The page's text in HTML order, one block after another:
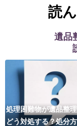
読
遺品
処理困難物が遺品整
どう対処する？処分